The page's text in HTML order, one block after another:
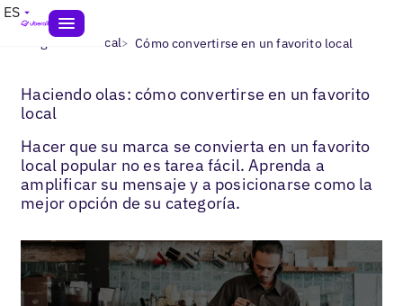
ES
Blogs> SEO local> Cómo convertirse en un favorito local
Haciendo olas: cómo convertirse en un favorito
local
Hacer que su marca se convierta en un favorito
local popular no es tarea fácil. Aprenda a
amplificar su mensaje y a posicionarse como la
mejor opción de su categoría.